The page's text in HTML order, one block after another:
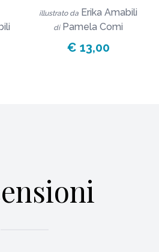
illustrato da Erika Amabili
di Pamela Comi
€ 13,00